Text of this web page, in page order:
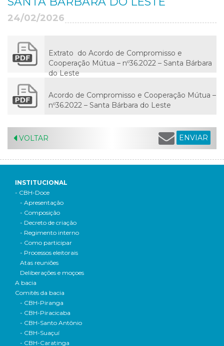
24/02/2026
Extrato do Acordo de Compromisso e
Cooperação Mútua – nº36.2022 – Santa Bárbara
do Leste
Acordo de Compromisso e Cooperação Mútua –
nº36.2022 – Santa Bárbara do Leste
VOLTAR ENVIAR
INSTITUCIONAL
- CBH-Doce
- Apresentação
- Composição
- Decreto de criação
- Regimento interno
- Como participar
- Processos eleitorais
Atas reuniões
Deliberações e moçoes
A bacia
Comitês da bacia
- CBH-Piranga
- CBH-Piracicaba
- CBH-Santo Antônio
- CBH-Suaçuí
- CBH-Caratinga